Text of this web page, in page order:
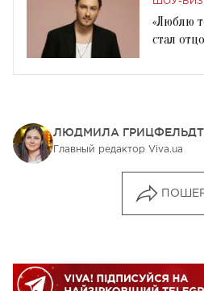
«Люблю
стал
ЛЮДМИЛА ГРИЦФЕЛЬДТ
Главный редактор Viva.ua